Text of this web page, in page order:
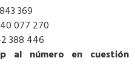
369
077 270
388 446
al número en cuestión